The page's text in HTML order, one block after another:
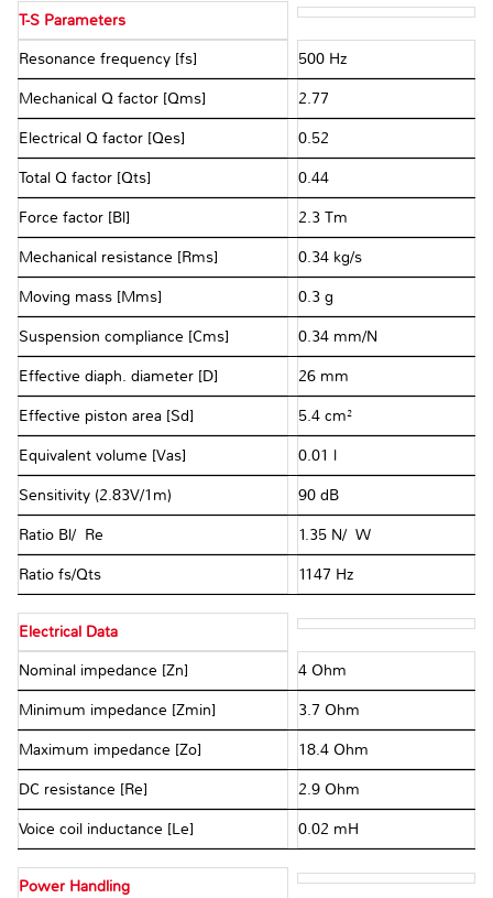
T-S Parameters
Resonance frequency [fs] 500 Hz
Mechanical Q factor [Qms] 2.77
Electrical Q factor [Qes] 0.52
Total Q factor [Qts] 0.44
Force factor [Bl] 2.3 Tm
Mechanical resistance [Rms] 0.34 kg/s
Moving mass [Mms] 0.3 g
Suspension compliance [Cms] 0.34 mm/N
Effective diaph. diameter [D] 26 mm
Effective piston area [Sd] 5.4 cm²
Equivalent volume [Vas] 0.01 l
Sensitivity (2.83V/1m) 90 dB
Ratio Bl/√Re 1.35 N/√W
Ratio fs/Qts 1147 Hz
Electrical Data
Nominal impedance [Zn] 4 Ohm
Minimum impedance [Zmin] 3.7 Ohm
Maximum impedance [Zo] 18.4 Ohm
DC resistance [Re] 2.9 Ohm
Voice coil inductance [Le] 0.02 mH
Power Handling